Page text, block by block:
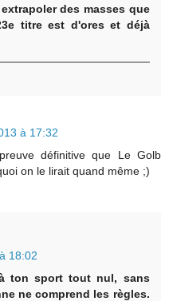
des masses que
titre est d'ores et déjà
à 17:32
définitive que Le Golb
on le lirait quand même ;)
18:02
ton sport tout nul, sans
ne comprend les règles.